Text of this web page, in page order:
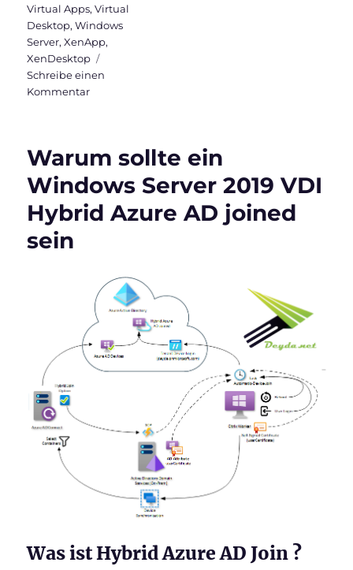
Virtual Apps,Virtual
Desktop,Windows
Server,XenApp,
XenDesktop
Schreibe einen
Kommentarzu
Datenbanken
Warum sollte ein
Windows Server 2019 VDI
Hybrid Azure AD joined
sein
Was ist Hybrid Azure AD Join ?